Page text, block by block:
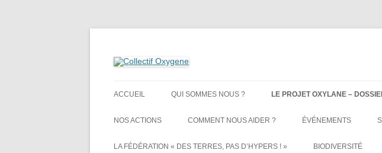
Collectif Oxygene
ACCUEIL QUI SOMMES NOUS ? LE PROJET OXYLANE –
NOS ACTIONS COMMENT NOUS AIDER ? ÉVÉNEMENTS
LA FÉDÉRATION « DES TERRES, PAS D’HYPERS ! » BIODIVERSITÉ